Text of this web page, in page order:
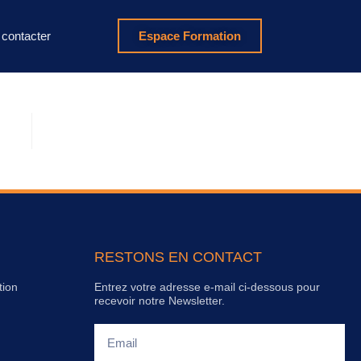
Espace Formation
RESTONS EN CONTACT
Entrez votre adresse e-mail ci-dessous pour
recevoir notre Newsletter.